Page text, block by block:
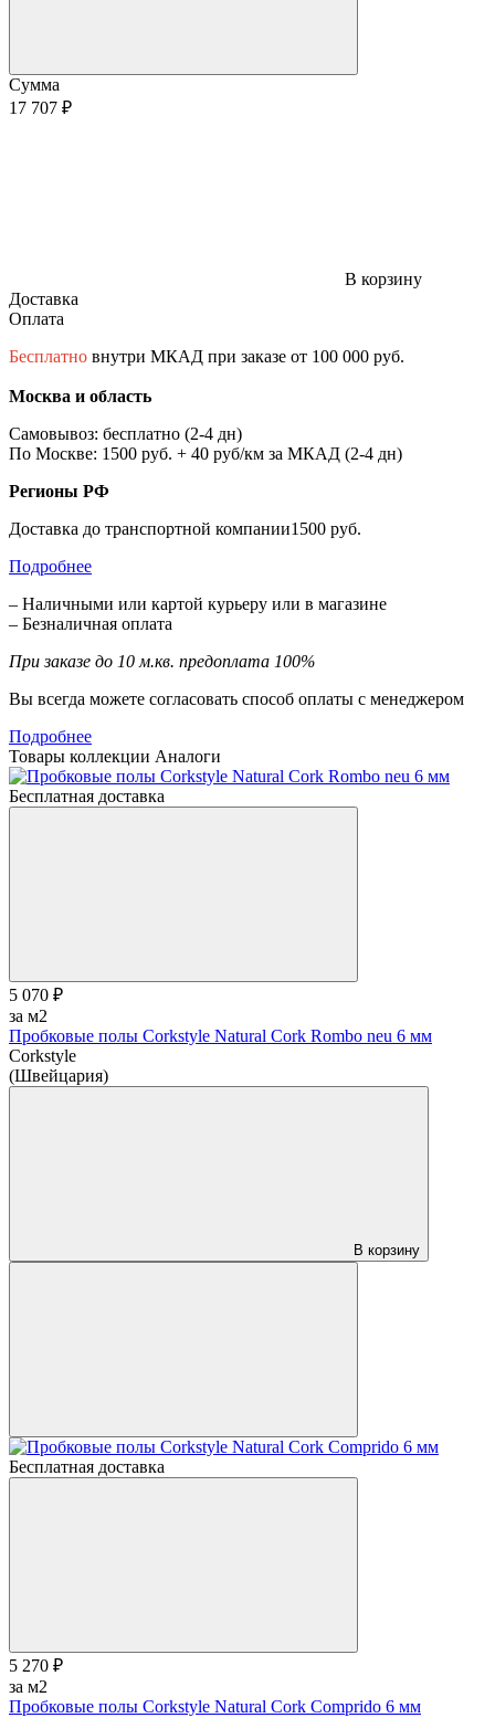
Сумма
17 707 ₽
В корзину
Доставка
Оплата
Бесплатно внутри МКАД при заказе от 100 000 руб.
Москва и область
Самовывоз: бесплатно (2-4 дн)
По Москве: 1500 руб. + 40 руб/км за МКАД (2-4 дн)
Регионы РФ
Доставка до транспортной компании1500 руб.
Подробнее
– Наличными или картой курьеру или в магазине
– Безналичная оплата
При заказе до 10 м.кв. предоплата 100%
Вы всегда можете согласовать способ оплаты с менеджером
Подробнее
Товары коллекции Аналоги
Бесплатная доставка
5 070 ₽
за м2
Пробковые полы Corkstyle Natural Cork Rombo neu 6 мм
Corkstyle
(Швейцария)
В корзину
Бесплатная доставка
5 270 ₽
за м2
Пробковые полы Corkstyle Natural Cork Comprido 6 мм